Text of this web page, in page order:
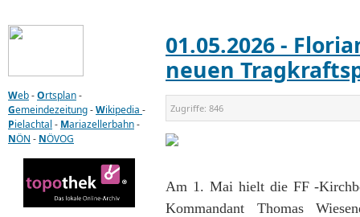
01.05.2026 -
neuen
Zugriffe: 846
Am 1. Mai hielt die FF -
Kommandant Thomas
Web-Ortsplan-
Gemeindezeitung-Wikipedia -
Pielachtal - Mariazellerbahn-
NÖN - NÖVOG